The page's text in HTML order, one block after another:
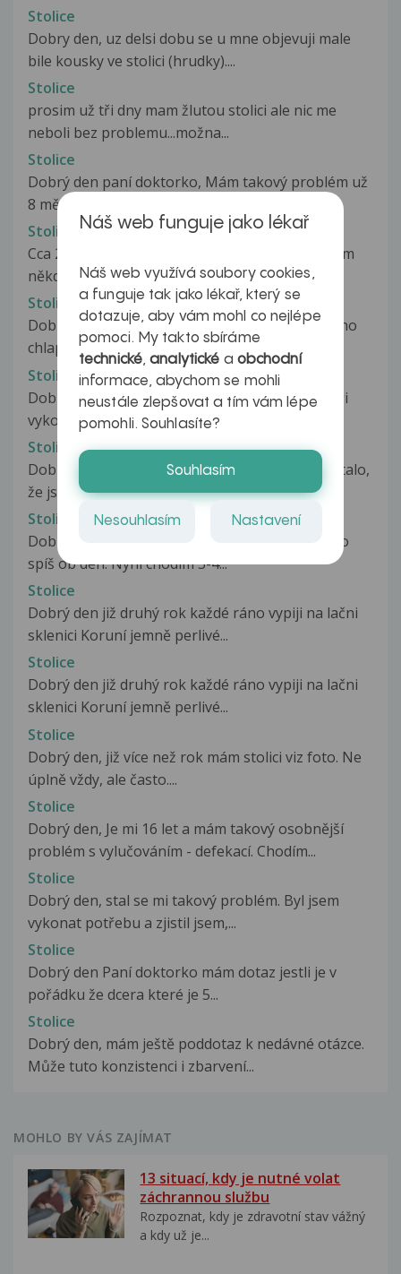
Stolice
Dobry den, uz delsi dobu se u mne objevuji male
bile kousky ve stolici (hrudky)....
Stolice
prosim už tři dny mam žlutou stolici ale nic me
neboli bez problemu...možna...
Stolice
Dobrý den paní doktorko, Mám takový problém už
8 měsíců, prostě co jsem dobral...
Stolice
Cca 2 rokypozoruji větši množství stolice, chodím
někdy i 6x denně, vždy v menším...
Stolice
Dobry den, chtela bych poradit. Mam 2 mesicniho
chlapce a uz nejakou dobu nema...
Stolice
Dobrý den, můj problém je ten, že jsem dnes při
vykonávání potřeby měla průjmovitou,...
Stolice
Dobrý den, 2x během posledního týdne se mi stalo,
že jsem při tlačení stolice...
Stolice
Dobrý den, chodil jsem na stolici 1 x denně nebo
spíš ob den. Nyní chodím 3-4...
Stolice
Dobrý den již druhý rok každé ráno vypiji na lačni
sklenici Koruní jemně perlivé...
Stolice
Dobrý den již druhý rok každé ráno vypiji na lačni
sklenici Koruní jemně perlivé...
Stolice
Dobrý den, již více než rok mám stolici viz foto. Ne
úplně vždy, ale často....
Stolice
Dobrý den, Je mi 16 let a mám takový osobnější
problém s vylučováním - defekací. Chodím...
Stolice
Dobrý den, stal se mi takový problém. Byl jsem
vykonat potřebu a zjistil jsem,...
Stolice
Dobrý den Paní doktorko mám dotaz jestli je v
pořádku že dcera které je 5...
Stolice
Dobrý den, mám ještě poddotaz k nedávné otázce.
Může tuto konzistenci i zbarvení...
MOHLO BY VÁS ZAJÍMAT
13 situací, kdy je nutné volat
záchrannou službu
Rozpoznat, kdy je zdravotní stav vážný
a kdy už je...
Náš web funguje jako lékař
Náš web využívá soubory cookies,
a funguje tak jako lékař, který se
dotazuje, aby vám mohl co nejlépe
pomoci. My takto sbíráme
technické,analytické a obchodní
informace, abychom se mohli
neustále zlepšovat a tím vám lépe
pomohli. Souhlasíte?
Souhlasím
Nesouhlasím Nastavení